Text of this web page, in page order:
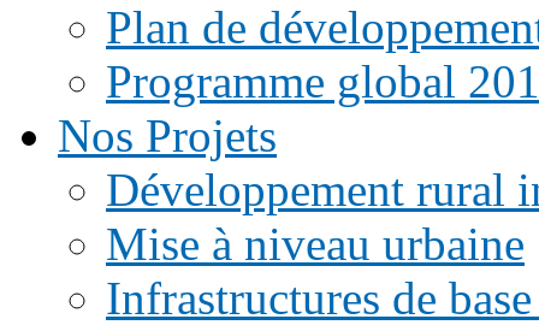
Plan de
Programme global
Nos Projets
Développement rural
Mise à niveau urbaine
Infrastructures de